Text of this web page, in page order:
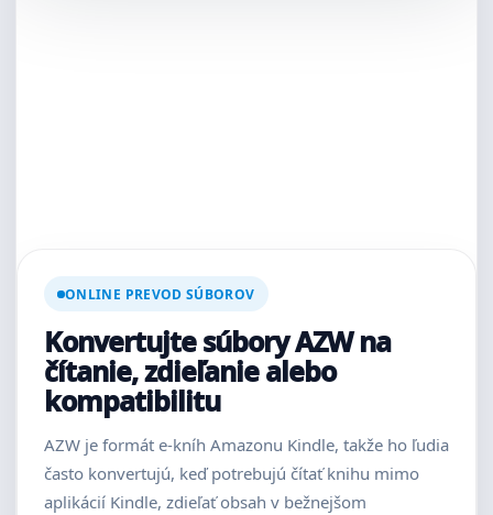
ONLINE PREVOD SÚBOROV
Konvertujte súbory AZW na
čítanie, zdieľanie alebo
kompatibilitu
AZW je formát e-kníh Amazonu Kindle, takže ho ľudia
často konvertujú, keď potrebujú čítať knihu mimo
aplikácií Kindle, zdieľať obsah v bežnejšom